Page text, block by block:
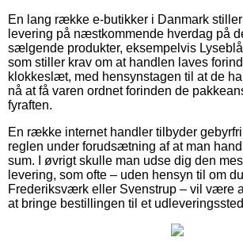
En lang række e-butikker i Danmark
levering på næstkommende hverdag på
sælgende produkter, eksempelvis
som stiller krav om at handlen laves
klokkeslæt, med hensynstagen til at de
nå at få varen ordnet forinden de
fyraften.
En række internet handler tilbyder
reglen under forudsætning af at man
sum. I øvrigt skulle man udse dig den
levering, som ofte – uden hensyn til om
Frederiksværk eller Svenstrup – vil være
at bringe bestillingen til et